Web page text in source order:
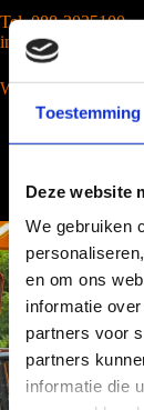
Toestemming
Deze website
We gebruiken
en om ons
informatie
partners voor
partners
informatie die
Tel. 088-2035100
info@barcompany.nl
Wij werken landelijk